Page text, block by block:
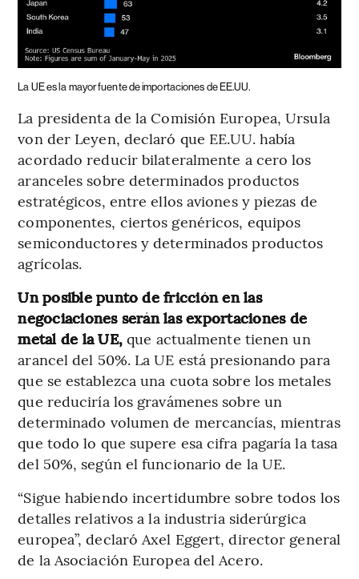
La UE es la mayor fuente de importaciones de EE.UU.
La presidenta de la Comisión Europea, Ursula
von der Leyen, declaró que EE.UU. había
acordado reducir bilateralmente a cero los
aranceles sobre determinados productos
estratégicos, entre ellos aviones y piezas de
componentes, ciertos genéricos, equipos
semiconductores y determinados productos
agrícolas.
Un posible punto de fricción en las
negociaciones serán las exportaciones de
metal de la UE, que actualmente tienen un
arancel del 50%. La UE está presionando para
que se establezca una cuota sobre los metales
que reduciría los gravámenes sobre un
determinado volumen de mercancías, mientras
que todo lo que supere esa cifra pagaría la tasa
del 50%, según el funcionario de la UE.
“Sigue habiendo incertidumbre sobre todos los
detalles relativos a la industria siderúrgica
europea”, declaró Axel Eggert, director general
de la Asociación Europea del Acero.